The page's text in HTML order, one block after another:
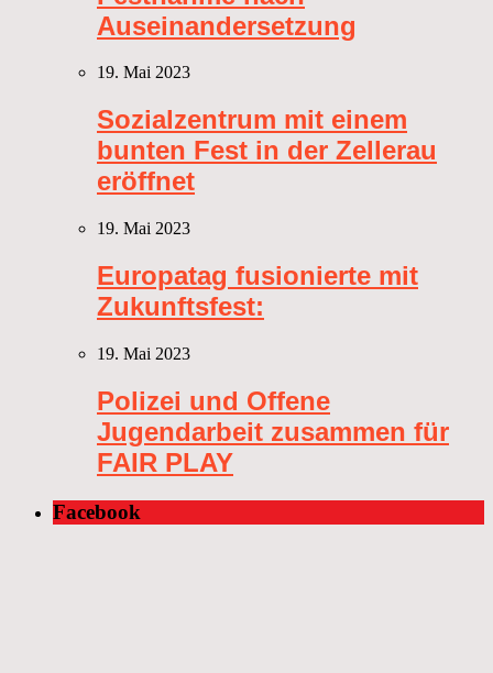
Auseinandersetzung
19. Mai 2023
Sozialzentrum mit einem
bunten Fest in der Zellerau
eröffnet
19. Mai 2023
Europatag fusionierte mit
Zukunftsfest:
19. Mai 2023
Polizei und Offene
Jugendarbeit zusammen für
FAIR PLAY
Facebook